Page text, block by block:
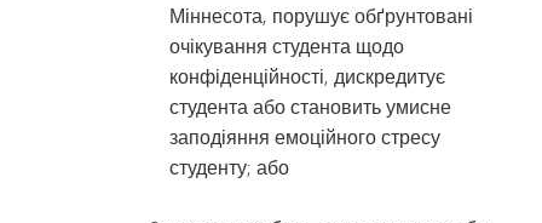
Міннесота, порушує обґрунтовані
очікування студента щодо
конфіденційності, дискредитує
студента або становить умисне
заподіяння емоційного стресу
студенту; або